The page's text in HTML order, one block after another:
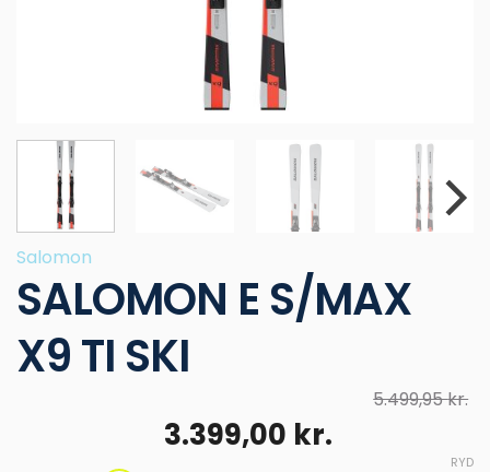
Salomon
SALOMON E S/MAX
X9 TI SKI
5.499,95kr.
Den
3.399,00 kr.Den
RYD